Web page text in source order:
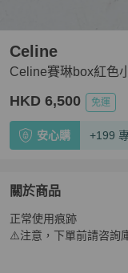
Celine賽琳box紅色
Celine
HKD 6,500 免運
安心購 +199
關於商品
關於Celine賽琳box
正常使用痕跡
⚠️注意，下單前請咨詢